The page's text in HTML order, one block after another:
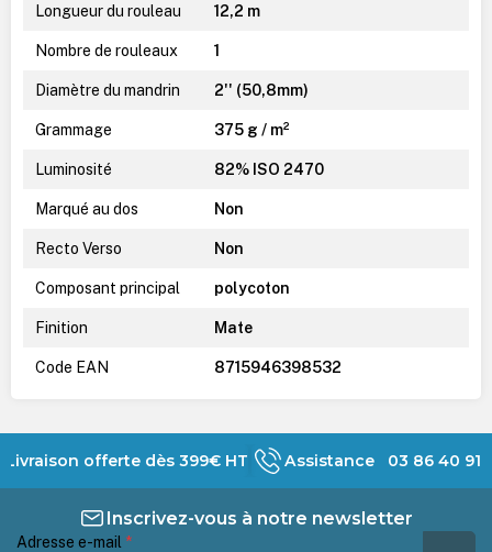
Longueur du rouleau 12,2 m
Nombre de rouleaux 1
Diamètre du mandrin 2'' (50,8mm)
Grammage 375 g / m²
Luminosité 82% ISO 2470
Marqué au dos Non
Recto Verso Non
Composant principal polycoton
Finition Mate
Code EAN 8715946398532
Livraison offerte dès 399€ HT Assistance 03 86 40 91
Inscrivez-vous à notre newsletter
Adresse e-mail *